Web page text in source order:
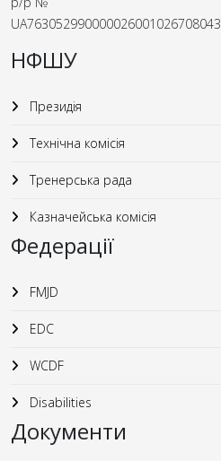
UA763052990000026001026708043
НФШУ
Президія
Технічна комісія
Тренерська рада
Казначейська комісія
Федерації
FMJD
EDC
WCDF
Disabilities
Документи